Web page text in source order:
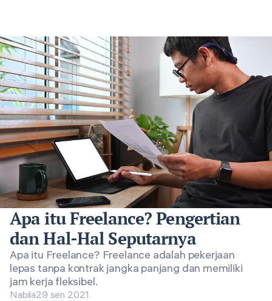
Apa itu Freelance? Pengertian
dan Hal-Hal Seputarnya
Apa itu Freelance? Freelance adalah pekerjaan
lepas tanpa kontrak jangka panjang dan memiliki
jam kerja fleksibel.
Nabila29 sen 2021